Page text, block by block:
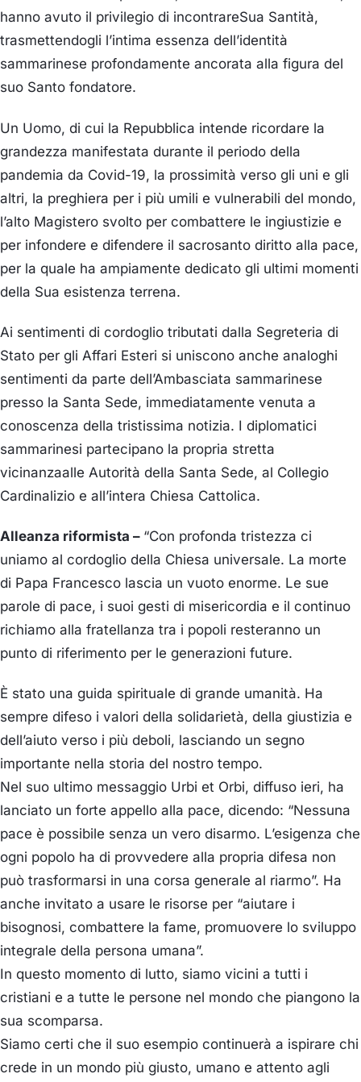
hanno avuto il privilegio di incontrareSua Santità,
trasmettendogli l’intima essenza dell’identità
sammarinese profondamente ancorata alla figura del
suo Santo fondatore.
Un Uomo, di cui la Repubblica intende ricordare la
grandezza manifestata durante il periodo della
pandemia da Covid-19, la prossimità verso gli uni e gli
altri, la preghiera per i più umili e vulnerabili del mondo,
l’alto Magistero svolto per combattere le ingiustizie e
per infondere e difendere il sacrosanto diritto alla pace,
per la quale ha ampiamente dedicato gli ultimi momenti
della Sua esistenza terrena.
Ai sentimenti di cordoglio tributati dalla Segreteria di
Stato per gli Affari Esteri si uniscono anche analoghi
sentimenti da parte dell’Ambasciata sammarinese
presso la Santa Sede, immediatamente venuta a
conoscenza della tristissima notizia. I diplomatici
sammarinesi partecipano la propria stretta
vicinanzaalle Autorità della Santa Sede, al Collegio
Cardinalizio e all’intera Chiesa Cattolica.
Alleanza riformista – “Con profonda tristezza ci
uniamo al cordoglio della Chiesa universale. La morte
di Papa Francesco lascia un vuoto enorme. Le sue
parole di pace, i suoi gesti di misericordia e il continuo
richiamo alla fratellanza tra i popoli resteranno un
punto di riferimento per le generazioni future.
È stato una guida spirituale di grande umanità. Ha
sempre difeso i valori della solidarietà, della giustizia e
dell’aiuto verso i più deboli, lasciando un segno
importante nella storia del nostro tempo.
Nel suo ultimo messaggio Urbi et Orbi, diffuso ieri, ha
lanciato un forte appello alla pace, dicendo: “Nessuna
pace è possibile senza un vero disarmo. L’esigenza che
ogni popolo ha di provvedere alla propria difesa non
può trasformarsi in una corsa generale al riarmo”. Ha
anche invitato a usare le risorse per “aiutare i
bisognosi, combattere la fame, promuovere lo sviluppo
integrale della persona umana”.
In questo momento di lutto, siamo vicini a tutti i
cristiani e a tutte le persone nel mondo che piangono la
sua scomparsa.
Siamo certi che il suo esempio continuerà a ispirare chi
crede in un mondo più giusto, umano e attento agli